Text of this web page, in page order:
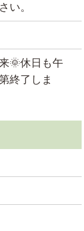
い。
🌞休日も午
終了しま